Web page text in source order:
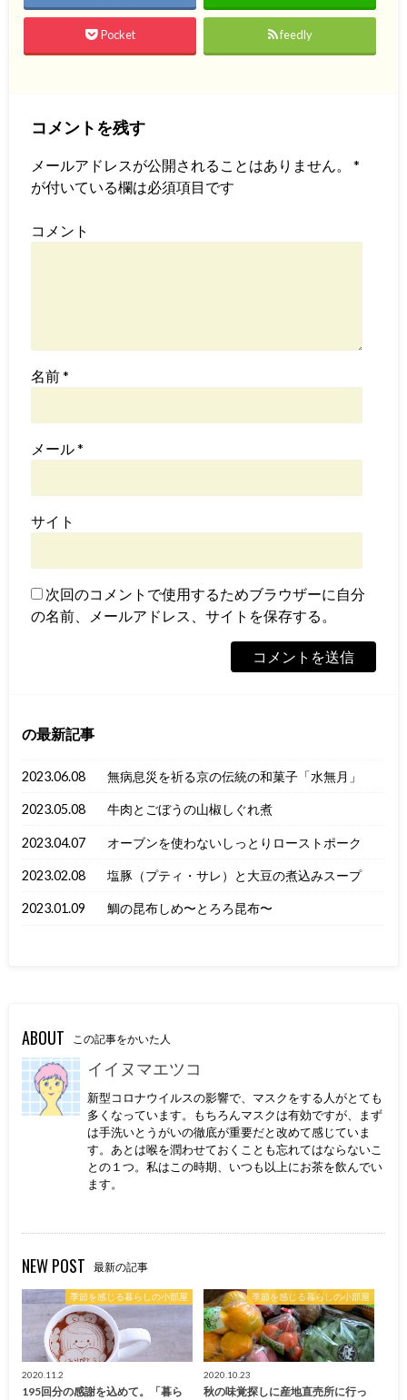
Pocket feedly
コメントを残す
メールアドレスが公開されることはありません。
*
が付いている欄は必須項目です
コメント
名前*
メール*
サイト
次回のコメントで使用するためブラウザーに自分
の名前、メールアドレス、サイトを保存する。
の最新記事
2023.06.08 無病息災を祈る京の伝統の和菓子「水無月」
2023.05.08 牛肉とごぼうの山椒しぐれ煮
2023.04.07 オーブンを使わないしっとりローストポーク
2023.02.08 塩豚（プティ・サレ）と大豆の煮込みスープ
2023.01.09 鯛の昆布しめ〜とろろ昆布〜
ABOUT この記事をかいた人
イイヌマエツコ
新型コロナウイルスの影響で、マスクをする人がとても
多くなっています。もちろんマスクは有効ですが、まず
は手洗いとうがいの徹底が重要だと改めて感じていま
す。あとは喉を潤わせておくことも忘れてはならないこ
との１つ。私はこの時期、いつも以上にお茶を飲んでい
ます。
NEW POST 最新の記事
季節を感じる暮らしの小部屋
2020.11.2
195回分の感謝を込めて。「暮ら
季節を感じる暮らしの小部屋
2020.10.23
秋の味覚探しに産地直売所に行っ